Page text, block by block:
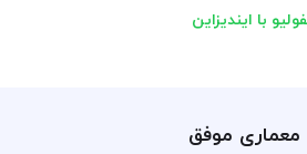
با ایندیزاین
معماری موفق